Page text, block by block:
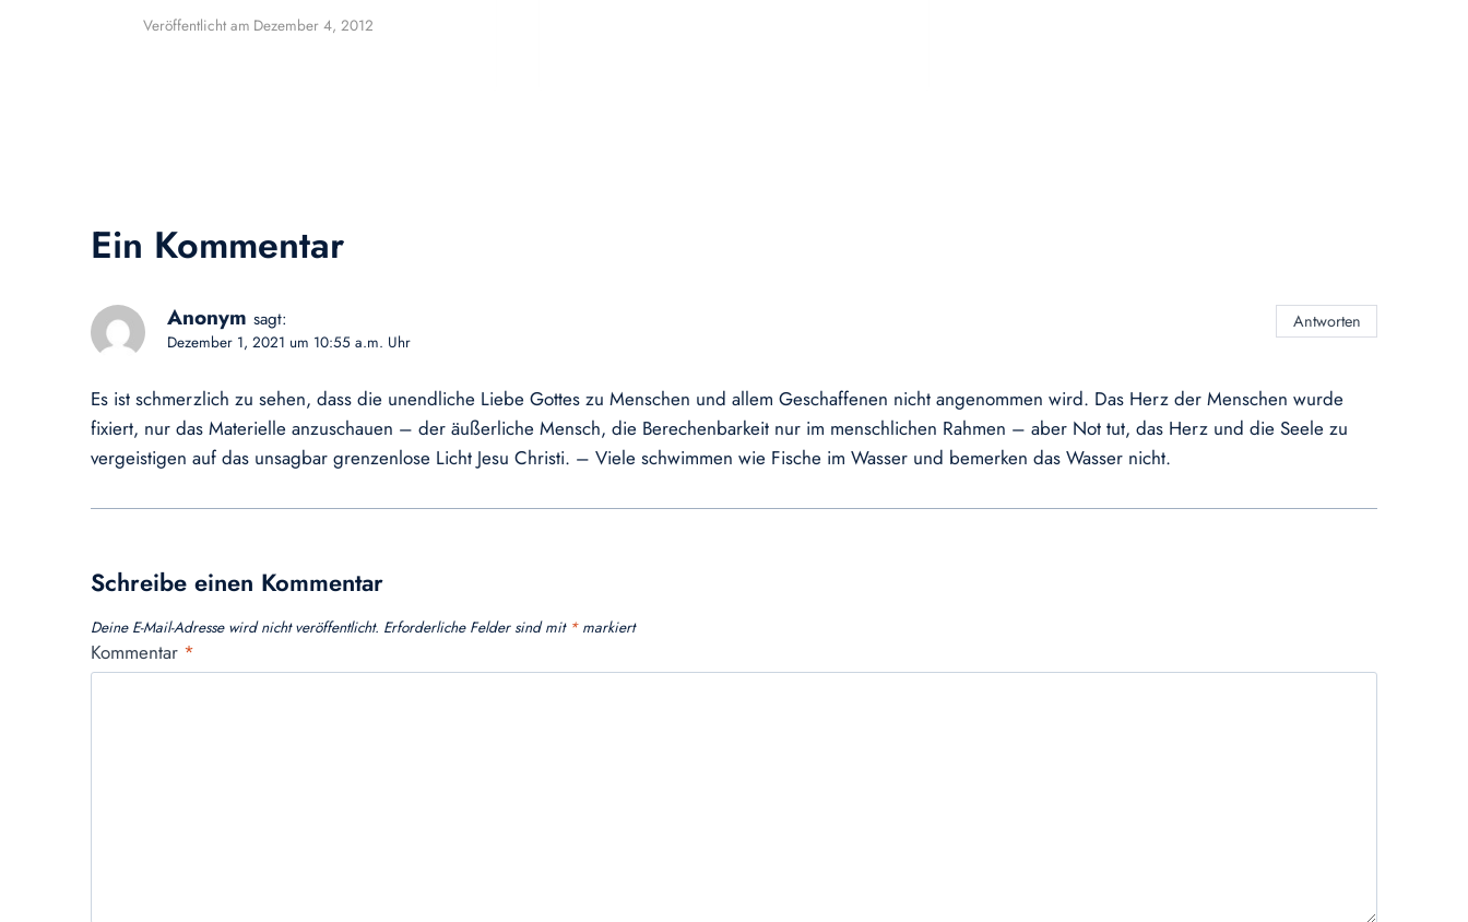
Veröffentlicht am Dezember 4, 2012
Ein Kommentar
Anonym sagt:
Dezember 1, 2021 um 10:55 a.m. Uhr
Es ist schmerzlich zu sehen, dass die unendliche Liebe Gottes zu Menschen und allem Geschaffenen nicht angenommen wird. Das Herz der Menschen wurde
fixiert, nur das Materielle anzuschauen – der äußerliche Mensch, die Berechenbarkeit nur im menschlichen Rahmen – aber Not tut, das Herz und die Seele zu
vergeistigen auf das unsagbar grenzenlose Licht Jesu Christi. – Viele schwimmen wie Fische im Wasser und bemerken das Wasser nicht.
Antworten
Schreibe einen Kommentar
Deine E-Mail-Adresse wird nicht veröffentlicht. Erforderliche Felder sind mit *markiert
Kommentar *